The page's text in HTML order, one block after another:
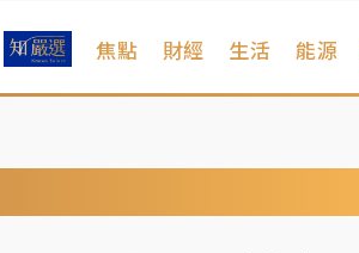
焦點 財經 生活 能源